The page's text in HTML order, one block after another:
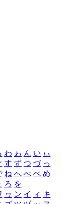
わ ゎ ん い ぃ
す ず つ づ っ
ね へ べ ぺ め
ろ を
ヮ ン イ ィ キ